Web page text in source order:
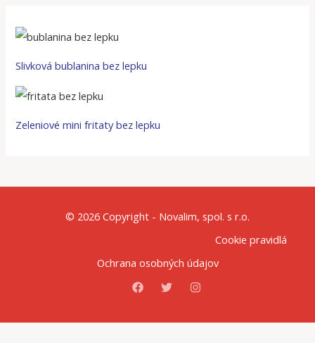
Slivková bublanina bez lepku
Zeleniové mini fritaty bez lepku
© 2026 Copyright - Novalim, spol. s r.o.
Cookie pravidlá
Ochrana osobných údajov